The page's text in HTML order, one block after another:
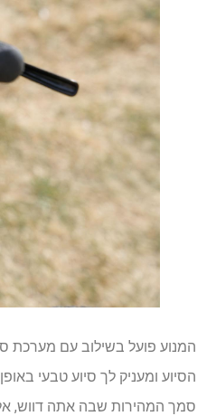
הסיוע ומעניק לך סיוע טבעי
סמך המהירות שבה אתה דווש,